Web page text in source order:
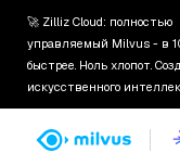
🚀 Zilliz Cloud: полностью
управляемый Milvus - в
быстрее. Ноль хлопот.
искусственного